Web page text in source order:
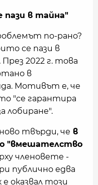
в тайна"
по-рано?
се пази в
2022 г. това
в
Мотивът е, че
"се гарантира
лобиране".
твърди, че в
"вмешателство
членовете -
публично едва
е оказвал този